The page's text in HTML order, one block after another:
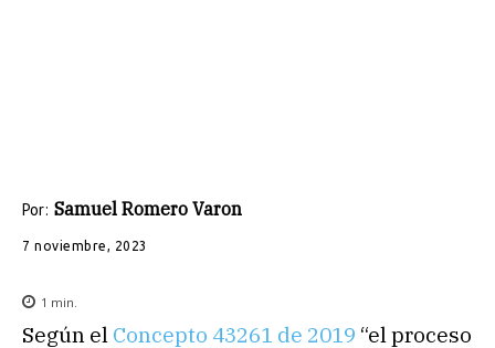
Por: Samuel Romero Varon
7 noviembre, 2023
1 min.
Según el Concepto 43261 de 2019 “el proceso